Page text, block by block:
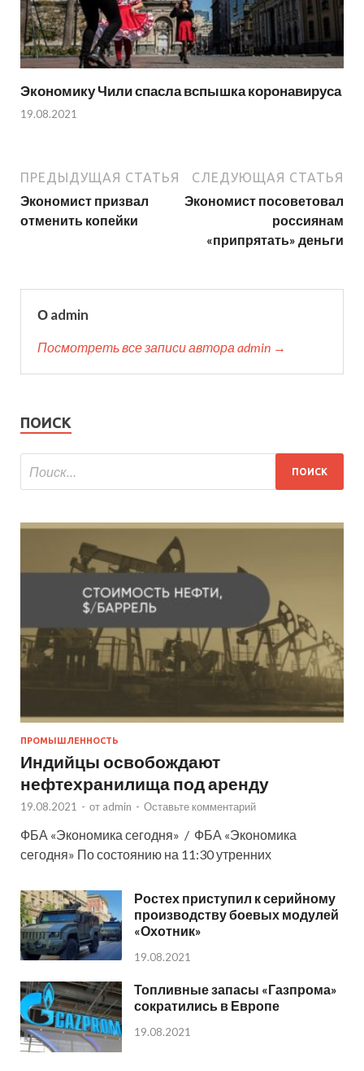
Экономику Чили спасла вспышка коронавируса
19.08.2021
ПРЕДЫДУЩАЯ СТАТЬЯ
Экономист призвал
отменить копейки
СЛЕДУЮЩАЯ СТАТЬЯ
Экономист посоветовал
россиянам
«припрятать» деньги
О admin
Посмотреть все записи автора admin →
ПОИСК
ПРОМЫШЛЕННОСТЬ
Индийцы освобождают
нефтехранилища под аренду
19.08.2021 - от admin - Оставьте комментарий
ФБА «Экономика сегодня» / ФБА «Экономика
сегодня» По состоянию на 11:30 утренних
Ростех приступил к серийному
производству боевых модулей
«Охотник»
19.08.2021
Топливные запасы «Газпрома»
сократились в Европе
19.08.2021